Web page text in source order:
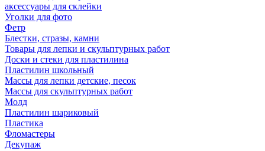
аксессуары для склейки
Уголки для фото
Фетр
Блестки, стразы, камни
Товары для лепки и скульптурных работ
Доски и стеки для пластилина
Пластилин школьный
Массы для лепки детские, песок
Массы для скульптурных работ
Молд
Пластилин шариковый
Пластика
Фломастеры
Декупаж